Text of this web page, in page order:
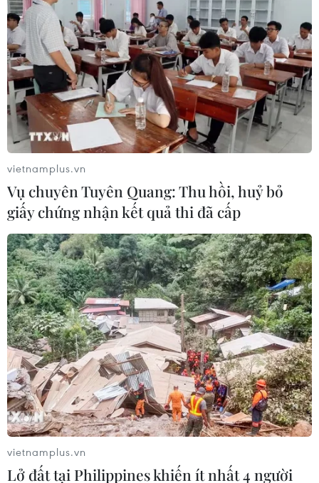
Thành lập Ban Chỉ đạo và Tổ công tác hỗ
trợ doanh nghiệp ngành TT-TT
17/05/2021 14:14
Ban Chỉ đạo và Tổ công tác hỗ trợ doanh nghiệp ngành
Thông tin và Truyền thông phát huy vai trò trong việc
tham mưu, tư vấn cho Bộ Thông tin Truyền thông thực
hiện các chiến lược quốc gia của ngành.
Việt Nam đang vươn lên mạnh mẽ trong
công nghệ thông tin, truyền thông
14/10/2021 15:22
Trong những năm qua, Việt Nam đã vươn lên, vượt
vietnamplus.vn
Vụ chuyên Tuyên Quang: Thu hồi, huỷ bỏ
giấy chứng nhận kết quả thi đã cấp
vietnamplus.vn
Lở đất tại Philippines khiến ít nhất 4 người